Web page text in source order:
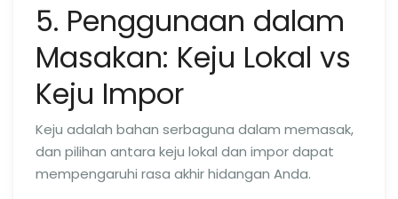
5. Penggunaan dalam
Masakan: Keju Lokal vs
Keju Impor
Keju adalah bahan serbaguna dalam memasak,
dan pilihan antara keju lokal dan impor dapat
mempengaruhi rasa akhir hidangan Anda.